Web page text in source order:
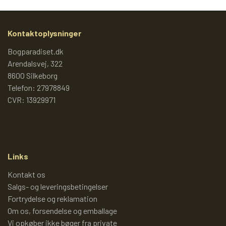
PIXI 100 - 199
PIXI 600 - 699
ÆLLEBÆLLE BØGER
ÆLLEBÆLLEBØGER 1 - 99
ÆLLEBÆLLEBØGER 100 - 199
ÆLLEBÆLLEBØGER I HARDBACK 277
Kontaktoplysninger
Bogparadiset.dk
Arendalsvej, 322
8600 Silkeborg
Telefon: 27978849
CVR: 13929971
Links
Kontakt os
Salgs- og leveringsbetingelser
Fortrydelse og reklamation
Om os, forsendelse og emballage
Vi opkøber ikke bøger fra private